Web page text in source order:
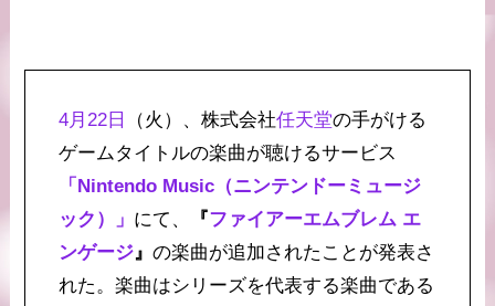
4月22日 （火）、株式会社任天堂の手がける
ゲームタイトルの楽曲が聴けるサービス
「Nintendo Music（ニンテンドーミュージ
ック）」 にて、 『ファイアーエムブレム エ
ンゲージ 』の楽曲が追加されたことが発表さ
れた。楽曲はシリーズを代表する楽曲である